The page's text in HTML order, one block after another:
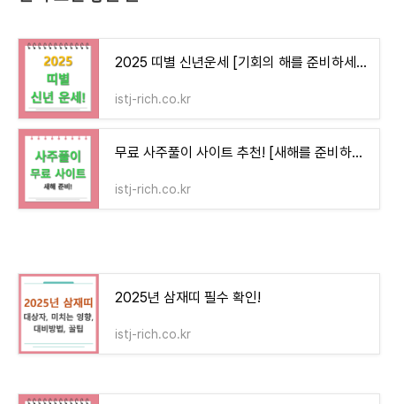
2025 띠별 신년운세 [기회의 해를 준비하세요!]
istj-rich.co.kr
무료 사주풀이 사이트 추천! [새해를 준비하는 방법]
istj-rich.co.kr
2025년 삼재띠 필수 확인!
istj-rich.co.kr